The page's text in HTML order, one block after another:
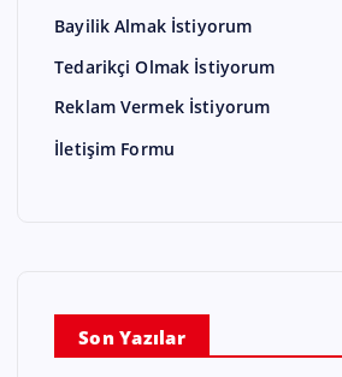
Bayilik Almak İstiyorum
Tedarikçi Olmak İstiyorum
Reklam Vermek İstiyorum
İletişim Formu
Son Yazılar